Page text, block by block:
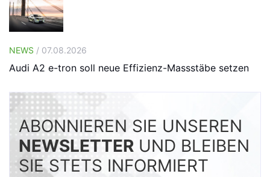
NEWS / 07.08.2026
Audi A2 e-tron soll neue Effizienz-Massstäbe setzen
ABONNIEREN SIE UNSEREN
NEWSLETTER UND BLEIBEN
SIE STETS INFORMIERT